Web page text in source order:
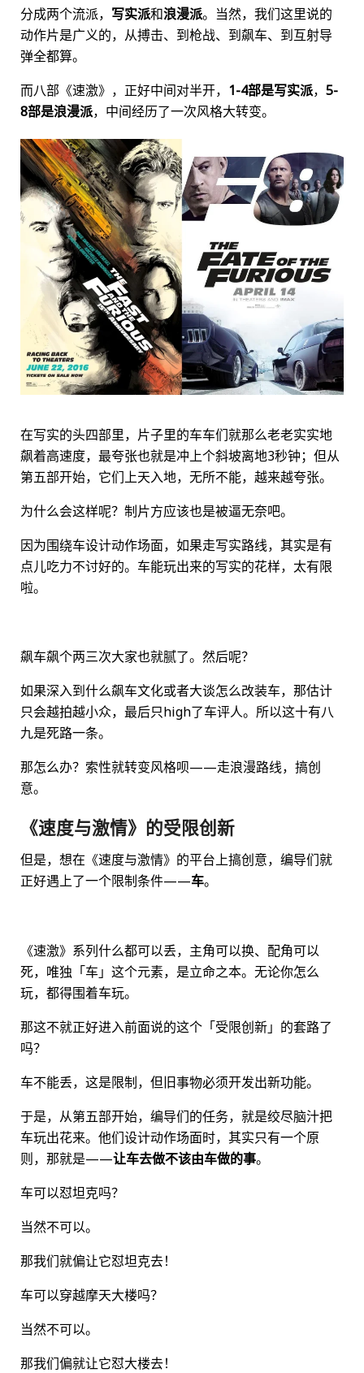
分成两个流派， 写实派和浪漫派。当然，我们这里说的
动作片是广义的，从搏击、到枪战、到飙车、到互射导
弹全都算。
而八部《速激》，正好中间对半开， 1-4部是写实派， 5-
8部是浪漫派，中间经历了一次风格大转变。
在写实的头四部里，片子里的车车们就那么老老实实地
飙着高速度，最夸张也就是冲上个斜坡离地3秒钟；但从
第五部开始，它们上天入地，无所不能，越来越夸张。
为什么会这样呢？制片方应该也是被逼无奈吧。
因为围绕车设计动作场面，如果走写实路线，其实是有
点儿吃力不讨好的。车能玩出来的写实的花样，太有限
啦。
飙车飙个两三次大家也就腻了。然后呢？
如果深入到什么飙车文化或者大谈怎么改装车，那估计
只会越拍越小众，最后只high了车评人。所以这十有八
九是死路一条。
那怎么办？索性就转变风格呗——走浪漫路线，搞创
意。
《速度与激情》的受限创新
但是，想在《速度与激情》的平台上搞创意，编导们就
正好遇上了一个限制条件——车。
《速激》系列什么都可以丢，主角可以换、配角可以
死，唯独「车」这个元素，是立命之本。无论你怎么
玩，都得围着车玩。
那这不就正好进入前面说的这个「受限创新」的套路了
吗？
车不能丢，这是限制，但旧事物必须开发出新功能。
于是，从第五部开始，编导们的任务，就是绞尽脑汁把
车玩出花来。他们设计动作场面时，其实只有一个原
则，那就是——让车去做不该由车做的事。
车可以怼坦克吗？
当然不可以。
那我们就偏让它怼坦克去！
车可以穿越摩天大楼吗？
当然不可以。
那我们偏就让它怼大楼去！